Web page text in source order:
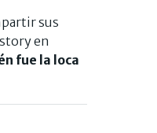
sus
en
fue la loca